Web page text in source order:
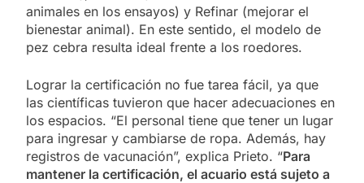
animales en los ensayos) y Refinar (mejorar el
bienestar animal). En este sentido, el modelo de
pez cebra resulta ideal frente a los roedores.
Lograr la certificación no fue tarea fácil, ya que
las científicas tuvieron que hacer adecuaciones en
los espacios. “El personal tiene que tener un lugar
para ingresar y cambiarse de ropa. Además, hay
registros de vacunación”, explica Prieto. “Para
mantener la certificación, el acuario está sujeto a